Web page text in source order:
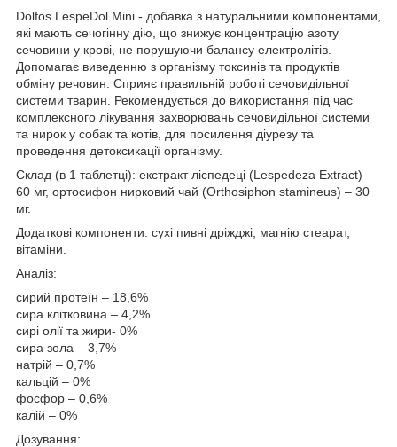
Dolfos LespeDol Mini - добавка з натуральними компонентами,
які мають сечогінну дію, що знижує концентрацію азоту
сечовини у крові, не порушуючи балансу електролітів.
Допомагає виведенню з організму токсинів та продуктів
обміну речовин. Сприяє правильній роботі сечовидільної
системи тварин. Рекомендується до використання під час
комплексного лікування захворювань сечовидільної системи
та нирок у собак та котів, для посилення діурезу та
проведення детоксикації організму.
Склад (в 1 таблетці): екстракт ліспедеці (Lespedeza Extract) –
60 мг, ортосифон нирковий чай (Orthosiphon stamineus) – 30
мг.
Додаткові компоненти: сухі пивні дріжджі, магнію стеарат,
вітаміни.
Аналіз:
сирий протеїн – 18,6%
сира клітковина – 4,2%
сирі олії та жири- 0%
сира зола – 3,7%
натрій – 0,7%
кальцій – 0%
фосфор – 0,6%
калій – 0%
Дозування: